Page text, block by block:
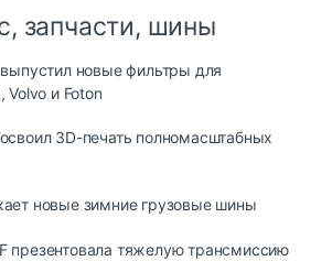
запчасти, шины
новые фильтры для
Volvo и Foton
3D-печать полномасштабных
новые зимние грузовые шины
презентовала тяжелую трансмиссию